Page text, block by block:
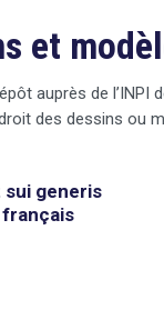
et
auprès de l’INPI
des dessins ou
sui generis